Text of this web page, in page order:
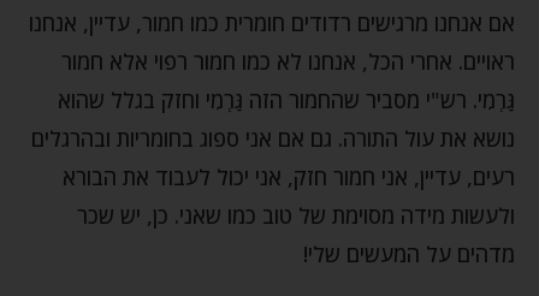
אם אנחנו מרגישים רדודים חומרית כמו חמור, עדיין, אנחנו
ראויים. אחרי הכל, אנחנו לא כמו חמור רפוי אלא חמור
גַּרְמִי. רש"י מסביר שהחמור הזה גַּרְמִי וחזק בגלל שהוא
נושא את עול התורה. גם אם אני ספוג בחומריות ובהרגלים
רעים, עדיין, אני חמור חזק, אני יכול לעבוד את הבורא
ולעשות מידה מסוימת של טוב כמו שאני. כן, יש שכר
מדהים על המעשים שלי!